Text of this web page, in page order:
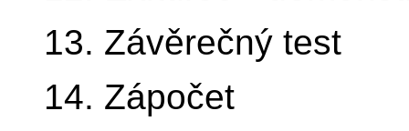
13. Závěrečný test
14. Zápočet